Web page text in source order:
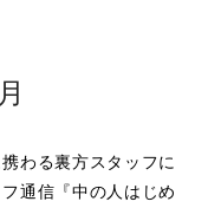
わる裏方スタッフに
通信『中の人はじめ